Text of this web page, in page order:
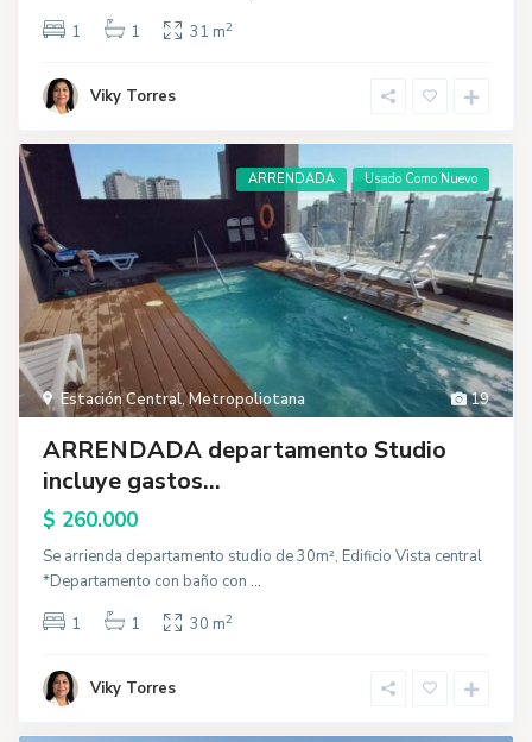
1
1 31 m2
Viky Torres
19
Estación Central,Metropoliotana
ARRENDADA Usado Como Nuevo
ARRENDADA departamento Studio
incluye gastos...
$ 260.000
Se arrienda departamento studio de 30m², Edificio Vista central
*Departamento con baño con ...
1
1 30 m2
Viky Torres